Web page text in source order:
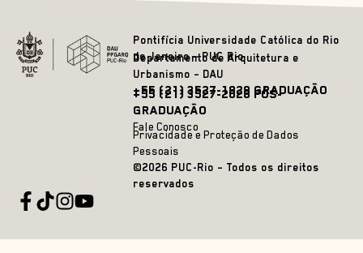
Pontifícia Universidade Católica do Rio
de Janeiro – PUC Rio
Departamento de Arquitetura e
Urbanismo – DAU
+55 (21) 3527-1828 GRADUAÇÃO
+55 (21) 3527-2628 PÓS-
GRADUAÇÃO
Fale Conosco
Privacidade e Proteção de Dados
Pessoais
©2026 PUC-Rio – Todos os direitos
reservados